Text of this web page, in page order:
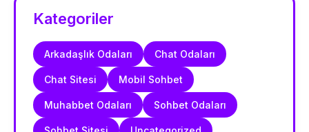
Kategoriler
Arkadaşlık Odaları Chat Odaları
Chat Sitesi Mobil Sohbet
Muhabbet Odaları Sohbet Odaları